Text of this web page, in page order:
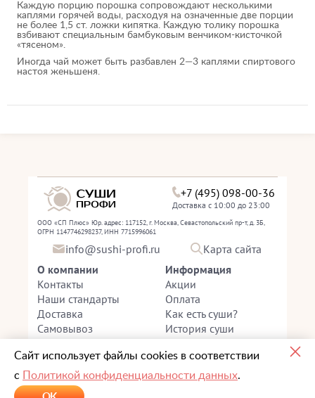
Каждую порцию порошка сопровождают несколькими
каплями горячей воды, расходуя на означенные две порции
не более 1,5 ст. ложки кипятка. Каждую толику порошка
взбивают специальным бамбуковым венчиком-кисточкой
«тясеном».
Иногда чай может быть разбавлен 2—3 каплями спиртового
настоя женьшеня.
+7 (495) 098-00-36
Доставка с 10:00 до 23:00
ООО «СП Плюс» Юр. адрес: 117152, г. Москва, Севастопольский пр-т, д. 3Б,
ОГРН 1147746298237, ИНН 7715996061
info@sushi-profi.ru
Карта сайта
О компании
Контакты
Наши стандарты
Доставка
Самовывоз
Информация
Акции
Оплата
Как есть суши?
История суши
Оформляя заказ на сайтеSushi-Profi.ruили через
мобильное приложение "Суши-Профи" , вы тем самым
соглашаетесь справилами оказания услуг компании
"Суши Профи" и принимаете
Сайт использует файлы cookies в соответствии
с
Политикой конфиденциальности данных.